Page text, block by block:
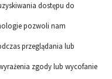
dostępu do
pozwoli nam
przeglądania lub
zgody lub wycofanie